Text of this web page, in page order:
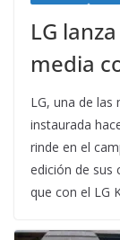
LG
media
LG, una de las
instaurada
rinde en el
edición de sus
que con el LG